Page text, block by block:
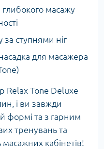
масажу
за ступнями ніг
для масажера
Relax Tone Deluxe
і ви завжди
формі та з гарним
тренувань та
кабінетів!